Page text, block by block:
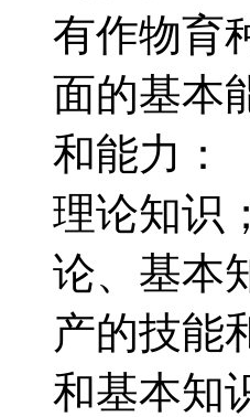
有作物育
面的基
和能力
理论知
论、基
产的技
和基本知